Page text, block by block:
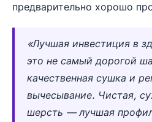
предварительно хорошо
«Лучшая инвестиция в
это не самый дорогой
качественная сушка и
вычесывание. Чистая,
шерсть — лучшая